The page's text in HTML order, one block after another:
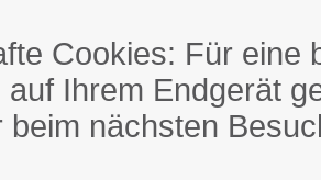
Cookies: Für eine
auf Ihrem Endgerät
beim nächsten